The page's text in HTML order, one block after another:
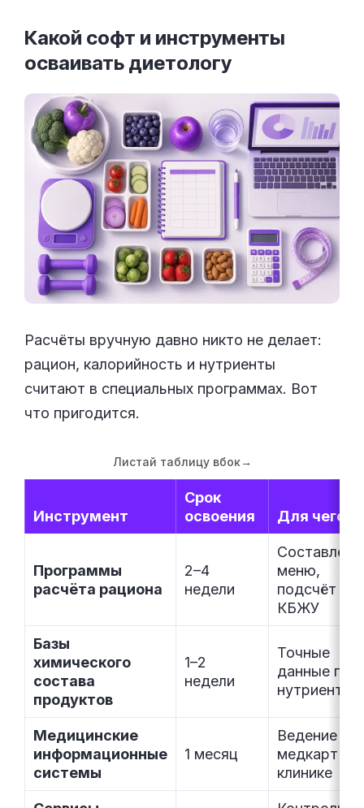
Какой софт и инструменты
осваивать диетологу
Расчёты вручную давно никто не делает:
рацион, калорийность и нутриенты
считают в специальных программах. Вот
что пригодится.
Листай таблицу вбок→
Инструмент
Срок
освоения
Для чего
Программы
расчёта рациона
2–4
недели
меню,
подсчёт
КБЖУ
Базы
химического
состава
продуктов
1–2
недели
Точные
данные по
нутриентам
Медицинские
информационные
системы
1 месяц
Ведение
медкарт в
клинике